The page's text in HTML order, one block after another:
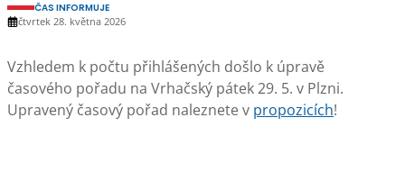
ČAS INFORMUJE
čtvrtek 28. května 2026
Vzhledem k počtu přihlášených došlo k úpravě
časového pořadu na Vrhačský pátek 29. 5. v Plzni.
Upravený časový pořad naleznete v propozicích!